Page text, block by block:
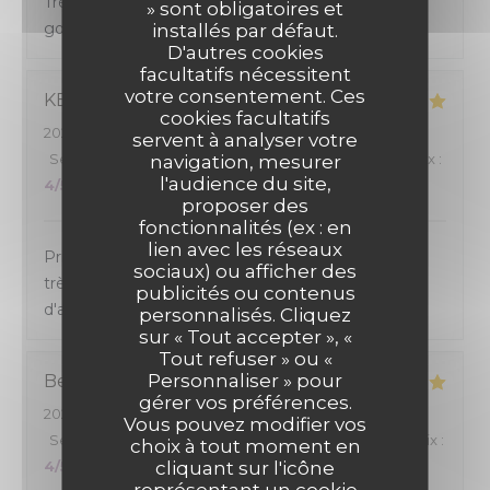
» sont obligatoires et
installés par défaut.
D'autres cookies
facultatifs nécessitent
votre consentement. Ces
cookies facultatifs
servent à analyser votre
navigation, mesurer
l'audience du site,
proposer des
fonctionnalités (ex : en
lien avec les réseaux
sociaux) ou afficher des
publicités ou contenus
personnalisés. Cliquez
sur « Tout accepter », «
Tout refuser » ou «
Personnaliser » pour
gérer vos préférences.
Vous pouvez modifier vos
choix à tout moment en
cliquant sur l'icône
goûteuse. Très bien servi
KEVIN
2026-07-29
- 12:30 - Couverts 2
Service
Ambiance:4/5 Cuisine : 5/5 Qualité / Prix :
4/5
Prix correct, portions raisonnable, qualité des plats
très bien, service très bien également. Un plaisir
d'avoir partagé un repas dans cet établissement
Benedicte D
2026-07-29
- 12:15 - Couverts 4
Service
/5 Ambiance : 4/5 Cuisine :5/5 Qualité / Prix :
4/5